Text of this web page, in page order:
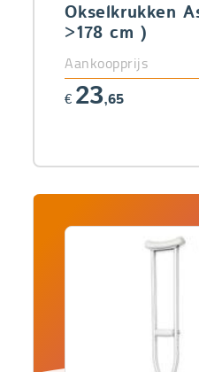
Okselkrukken
>178 cm )
Aankoopprijs
€ 23,65